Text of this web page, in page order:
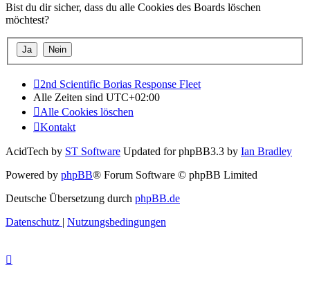
Bist du dir sicher, dass du alle Cookies des Boards löschen
möchtest?
2nd Scientific Borias Response Fleet
Alle Zeiten sind UTC+02:00
Alle Cookies löschen
Kontakt
AcidTech by ST Software Updated for phpBB3.3 by Ian Bradley
Powered by phpBB® Forum Software © phpBB Limited
Deutsche Übersetzung durch phpBB.de
Datenschutz | Nutzungsbedingungen